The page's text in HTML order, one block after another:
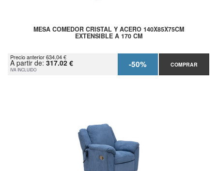
MESA COMEDOR CRISTAL Y ACERO 140X85X75CM
EXTENSIBLE A 170 CM
Precio anterior 634.04 €
A partir de: 317.02 €
IVA INCLUIDO -50% COMPRAR